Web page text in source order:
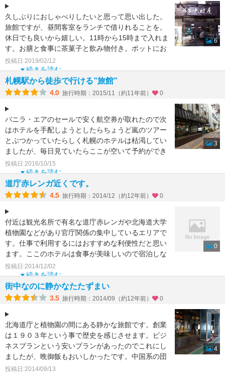
久しぶりにおしゃべりしたいと思って思い出した。
旅館ですが、昼間客室をランチで借りれることを。
休日でも良いから嬉しい。11時から15時まで入れま
す。お膳と食事に茶菓子と飲み物付き。ポットにお
茶も入ってお
続きを読む
投稿日:2019/02/12
6
札幌駅から徒歩で行ける”旅館”
4.0 旅行時期：2015/11（約11年前） 0
バニラ・エアのセールで安く航空券が取れたので次
はホテルを手配しようとしたらちょうど嵐のツアー
とぶつかっていたらしく札幌のホテルは枯渇してい
ましたが、毎日見ていたらここが空いて予約ができ
た。
札幌の駅続きを読む
投稿日:2016/10/15
3
道庁赤レンガ近くです。
4.5 旅行時期：2014/12（約12年前） 0
付近は観光名所で有名な道庁赤レンガや北海道大学
植物園などがあり官庁関係の集中しているエリアで
す。仕事で利用するにはおすすめな利便性だと思い
ます。ここのホテルは食事が美味しいので宿泊しな
くても食事だけ食
続きを読む
投稿日:2014/12/02
0
街中なのに静かなたたずまい
3.5 旅行時期：2014/09（約12年前） 0
北海道庁と植物園の間にある静かな旅館です。創業
は１９０３年という事で歴史を感じさせます。ビジ
ネスプランという安いプランがあったのでこれにし
ましたが、晩御飯もおいしかったです。中国系の団
体客の食事どころ
投稿日:2014/09/13
4